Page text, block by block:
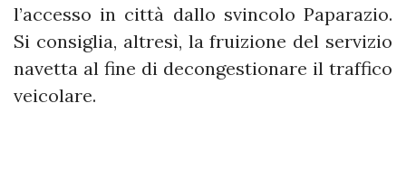
l’accesso in città dallo svincolo Paparazio.
Si consiglia, altresì, la fruizione del servizio
navetta al fine di decongestionare il traffico
veicolare.